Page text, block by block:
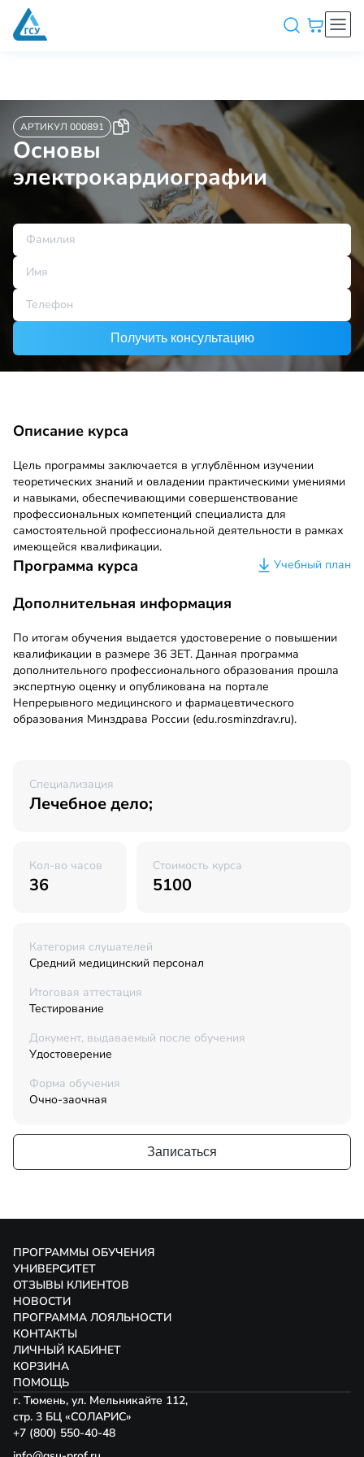
АРТИКУЛ 000891
Основы
электрокардиографии
Получить консультацию
Описание курса
Цель программы заключается в углублённом изучении
теоретических знаний и овладении практическими умениями
и навыками, обеспечивающими совершенствование
профессиональных компетенций специалиста для
самостоятельной профессиональной деятельности в рамках
имеющейся квалификации.
Программа курса Учебный план
Дополнительная информация
По итогам обучения выдается удостоверение о повышении
квалификации в размере 36 ЗЕТ. Данная программа
дополнительного профессионального образования прошла
экспертную оценку и опубликована на портале
Непрерывного медицинского и фармацевтического
образования Минздрава России (edu.rosminzdrav.ru).
Специализация
Лечебное дело;
Кол-во часов
36
Стоимость курса
5100
Категория слушателей
Средний медицинский персонал
Итоговая аттестация
Тестирование
Документ, выдаваемый после обучения
Удостоверение
Форма обучения
Очно-заочная
Записаться
ПРОГРАММЫ ОБУЧЕНИЯ
УНИВЕРСИТЕТ
ОТЗЫВЫ КЛИЕНТОВ
НОВОСТИ
ПРОГРАММА ЛОЯЛЬНОСТИ
КОНТАКТЫ
ЛИЧНЫЙ КАБИНЕТ
КОРЗИНА
ПОМОЩЬ
г. Тюмень, ул. Мельникайте 112,
стр. 3 БЦ «СОЛАРИС»
+7 (800) 550-40-48